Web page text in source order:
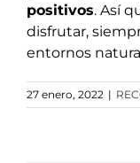
positivos. Así
disfrutar,
entornos
27 enero, 2022 |